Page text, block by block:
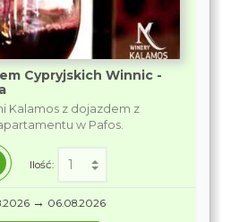
Cypryjskich Winnic -
Kalamos z dojazdem z
w Pafos.
Ilość:
→ 06.08.2026